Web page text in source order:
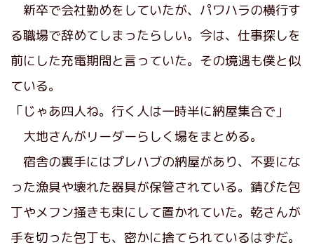
新卒で会社勤めをしていたが、パワハラの横行す
る職場で辞めてしまったらしい。今は、仕事探しを
前にした充電期間と言っていた。その境遇も僕と似
ている。
「じゃあ四人ね。行く人は一時半に納屋集合で」
大地さんがリーダーらしく場をまとめる。
宿舎の裏手にはプレハブの納屋があり、不要にな
った漁具や壊れた器具が保管されている。錆びた包
丁やメフン掻きも束にして置かれていた。乾さんが
手を切った包丁も、密かに捨てられているはずだ。